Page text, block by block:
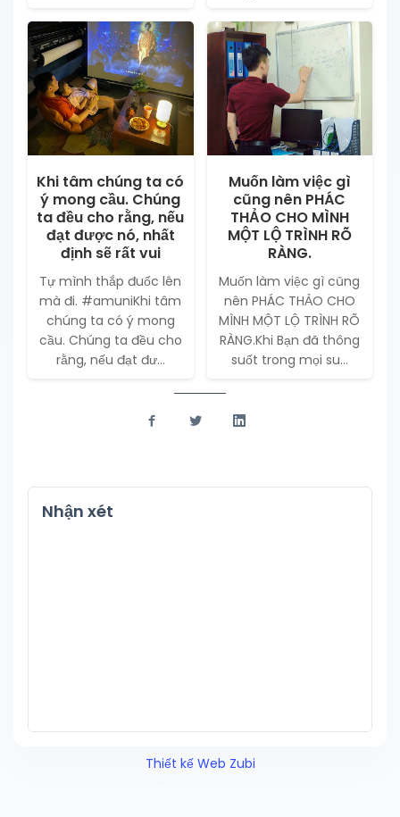
Khi tâm chúng ta có
ý mong cầu. Chúng
ta đều cho rằng, nếu
đạt được nó, nhất
định sẽ rất vui
Tự mình thắp đuốc lên
mà đi. #amuniKhi tâm
chúng ta có ý mong
cầu. Chúng ta đều cho
rằng, nếu đạt đư...
Muốn làm việc gì
cũng nên PHÁC
THẢO CHO MÌNH
MỘT LỘ TRÌNH RÕ
RÀNG.
Muốn làm việc gì cũng
nên PHÁC THẢO CHO
MÌNH MỘT LỘ TRÌNH RÕ
RÀNG.Khi Bạn đã thông
suốt trong mọi su...
Nhận xét
Thiết kế Web Zubi